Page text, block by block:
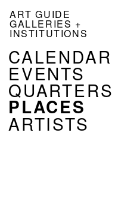
main
ART GUIDE
GALLERIES +
INSTITUTIONS
NAVIGATION
KALENDER
EN
CALENDAR
EVENTS
QUARTERS
PLACES
ARTISTS